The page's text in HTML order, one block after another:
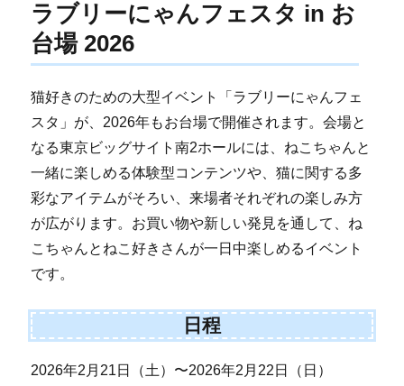
ラブリーにゃんフェスタ in お
台場 2026
猫好きのための大型イベント「ラブリーにゃんフェ
スタ」が、2026年もお台場で開催されます。会場と
なる東京ビッグサイト南2ホールには、ねこちゃんと
一緒に楽しめる体験型コンテンツや、猫に関する多
彩なアイテムがそろい、来場者それぞれの楽しみ方
が広がります。お買い物や新しい発見を通して、ね
こちゃんとねこ好きさんが一日中楽しめるイベント
です。
日程
2026年2月21日（土）〜2026年2月22日（日）